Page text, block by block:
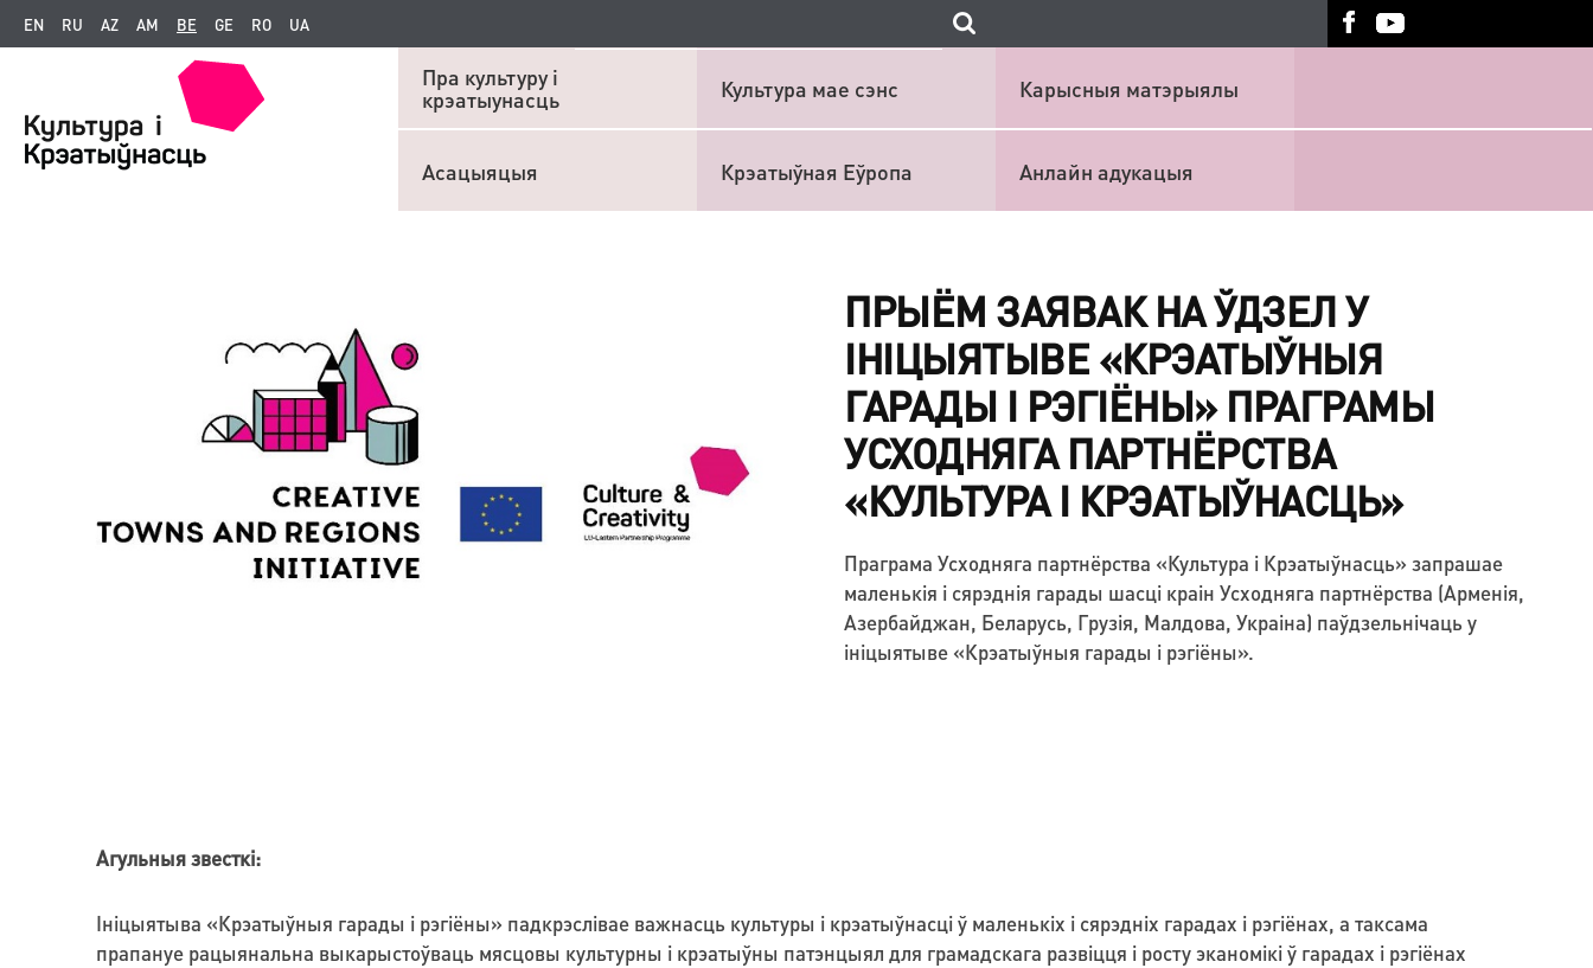
EN RU AZ AM BE GE RO UA
Пра культуру і
крэатыунасць
Культура мае сэнс Карысныя матэрыялы
Асацыяцыя Крэатыўная Еўропа Анлайн адукацыя
ПРЫЁМ ЗАЯВАК НА ЎДЗЕЛ У
ІНІЦЫЯТЫВЕ «КРЭАТЫЎНЫЯ
ГАРАДЫ І РЭГІЁНЫ» ПРАГРАМЫ
УСХОДНЯГА ПАРТНЁРСТВА
«КУЛЬТУРА І КРЭАТЫЎНАСЦЬ»
Праграма Усходняга партнёрства «Культура і Крэатыўнасць» запрашае
маленькія і сярэднія гарады шасці краін Усходняга партнёрства (Арменія,
Азербайджан, Беларусь, Грузія, Малдова, Украіна) паўдзельнічаць у
ініцыятыве «Крэатыўныя гарады і рэгіёны».
Агульныя звесткі:
Ініцыятыва «Крэатыўныя гарады і рэгіёны» падкрэслівае важнасць культуры і крэатыўнасці ў маленькіх і сярэдніх гарадах і рэгіёнах, а таксама
прапануе рацыянальна выкарыстоўваць мясцовы культурны і крэатыўны патэнцыял для грамадскага развіцця і росту эканомікі ў гарадах і рэгіёнах